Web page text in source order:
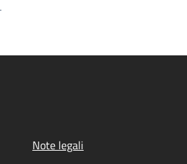
Note legali